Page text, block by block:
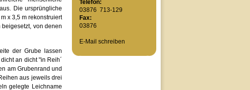
Die ursprüngliche
x 3,5 m rekonstruiert
von denen
der Grube lassen
an dicht "in Reih´
am Grubenrand und
aus jeweils drei
gelegte Leichname
Telefon:
03876 713-129
Fax:
03876
E-Mail schreiben